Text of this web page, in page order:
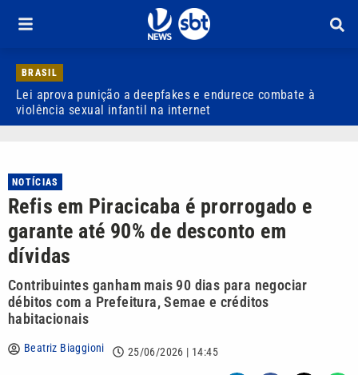
BRASIL
Lei aprova punição a deepfakes e endurece combate à
violência sexual infantil na internet
NOTÍCIAS
Refis em Piracicaba é prorrogado e
garante até 90% de desconto em
dívidas
Contribuintes ganham mais 90 dias para negociar
débitos com a Prefeitura, Semae e créditos
habitacionais
Beatriz Biaggioni 25/06/2026 | 14:45